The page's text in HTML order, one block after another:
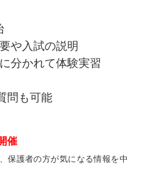
や入試の説明
分かれて体験実習
問も可能
催
保護者の方が気になる情報を中